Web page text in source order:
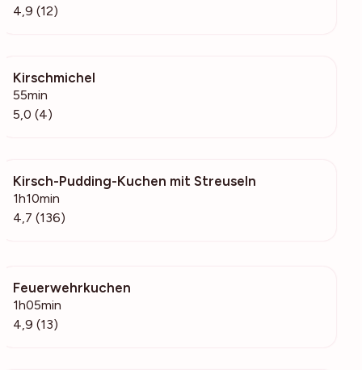
4,9 (12)
Kirschmichel
55min
5,0 (4)
Kirsch-Pudding-Kuchen mit Streuseln
1h10min
4,7 (136)
Feuerwehrkuchen
1h05min
4,9 (13)